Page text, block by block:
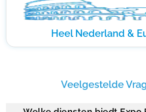
Heel Nederland &
Veelgestelde